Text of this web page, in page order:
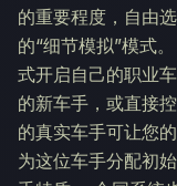
的重要程度，自由
的“细节模拟”模式
式开启自己的职业
的新车手，或直接
的真实车手可让您
为这位车手分配初